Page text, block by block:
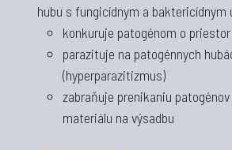
hubu s fungicídnym a baktericídnym
konkuruje patogénom o
parazituje na patogénnych
(hyperparazitizmus)
zabraňuje prenikaniu
materiálu na výsadbu